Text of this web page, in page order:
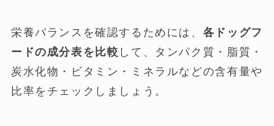
栄養バランスを確認するためには、 各ドッグフ
ードの成分表を比較 して、タンパク質・脂質・
炭水化物・ビタミン・ミネラルなどの含有量や
比率をチェックしましょう。